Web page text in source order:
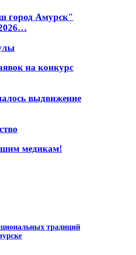
город Амурск"
на конкурс
выдвижение
медикам!
традиций